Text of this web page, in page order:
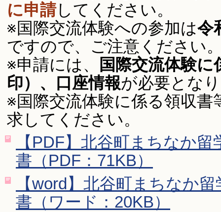
に申請してください。
※国際交流体験への参加は令
ですので、ご注意ください
※申請には、
国際交流体験
印）、口座情報が必要とな
※国際交流体験に係る領収
求してください。
【PDF】北谷町まちなか
書（PDF：71KB）
【word】北谷町まちなか
書（ワード：20KB）